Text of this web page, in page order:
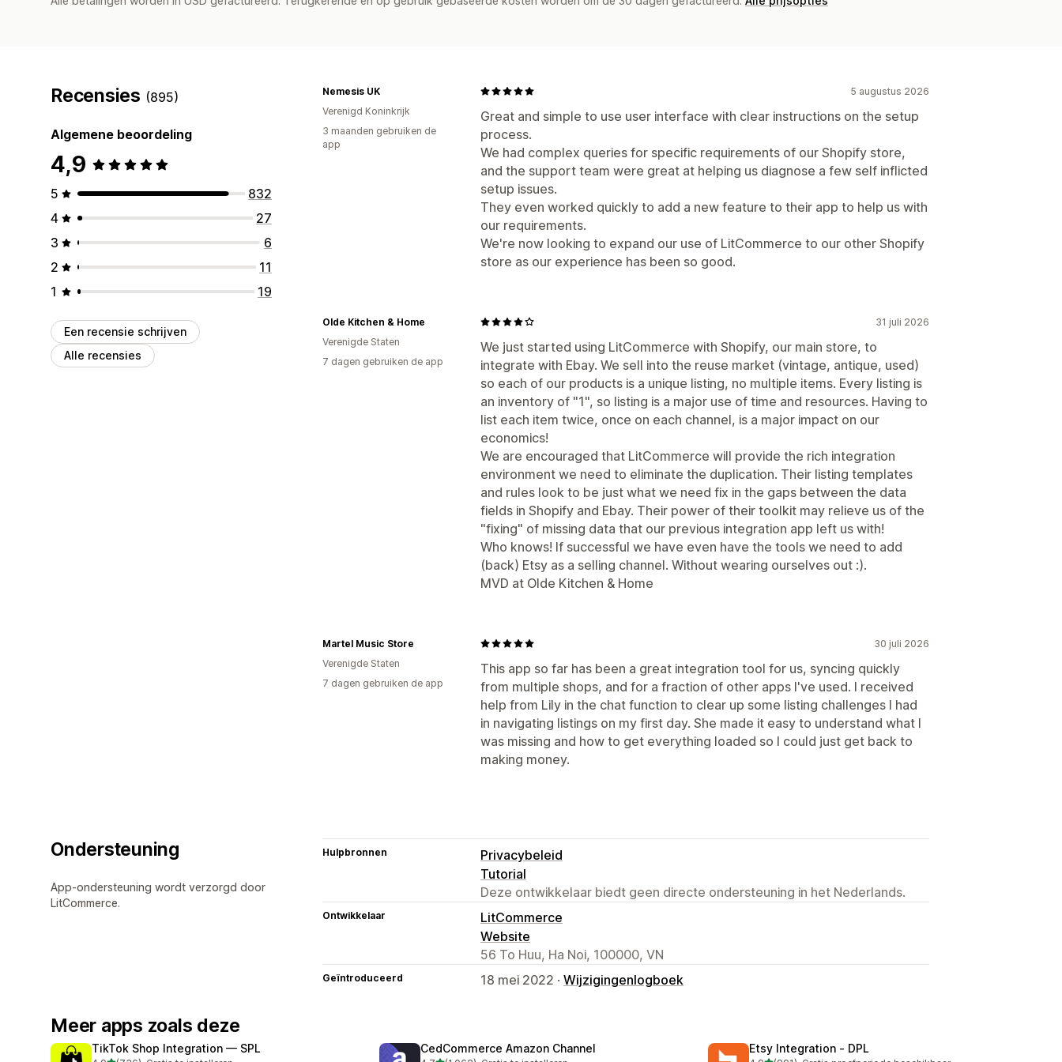
Recensies (895)
Algemene beoordeling
4,9
5
832
4
27
3
6
2
11
1
19
Een recensie schrijven
Alle recensies
5 augustus 2026
Great and simple to use user interface with clear instructions on the setup
process.
We had complex queries for specific requirements of our Shopify store,
and the support team were great at helping us diagnose a few self inflicted
setup issues.
They even worked quickly to add a new feature to their app to help us with
our requirements.
We're now looking to expand our use of LitCommerce to our other Shopify
store as our experience has been so good.
Nemesis UK
Verenigd Koninkrijk
3 maanden gebruiken de
app
31 juli 2026
We just started using LitCommerce with Shopify, our main store, to
integrate with Ebay. We sell into the reuse market (vintage, antique, used)
so each of our products is a unique listing, no multiple items. Every listing is
an inventory of "1", so listing is a major use of time and resources. Having to
list each item twice, once on each channel, is a major impact on our
economics!
We are encouraged that LitCommerce will provide the rich integration
environment we need to eliminate the duplication. Their listing templates
and rules look to be just what we need fix in the gaps between the data
fields in Shopify and Ebay. Their power of their toolkit may relieve us of the
"fixing" of missing data that our previous integration app left us with!
Who knows! If successful we have even have the tools we need to add
(back) Etsy as a selling channel. Without wearing ourselves out :).
MVD at Olde Kitchen & Home
Olde Kitchen & Home
Verenigde Staten
7 dagen gebruiken de app
30 juli 2026
This app so far has been a great integration tool for us, syncing quickly
from multiple shops, and for a fraction of other apps I've used. I received
help from Lily in the chat function to clear up some listing challenges I had
in navigating listings on my first day. She made it easy to understand what I
was missing and how to get everything loaded so I could just get back to
making money.
Martel Music Store
Verenigde Staten
7 dagen gebruiken de app
Ondersteuning
App-ondersteuning wordt verzorgd door
LitCommerce.
Hulpbronnen
Privacybeleid
Tutorial
Deze ontwikkelaar biedt geen directe ondersteuning in het Nederlands.
Ontwikkelaar
LitCommerce
Website
56 To Huu, Ha Noi, 100000, VN
Geïntroduceerd 18 mei 2022 · Wijzigingenlogboek
Meer apps zoals deze
TikTok Shop Integration — SPL CedCommerce Amazon Channel Etsy Integration ‑ DPL